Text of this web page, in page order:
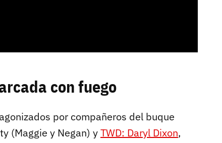
con fuego
por compañeros del buque
(Maggie y Negan) yTWD: Daryl Dixon,